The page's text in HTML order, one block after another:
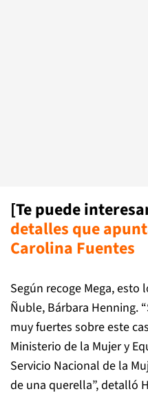
[Te puede
detalles que
Carolina Fuentes
Según recoge Mega,
Ñuble, Bárbara Henning.
muy fuertes sobre este
Ministerio de la Mujer y
Servicio Nacional de la
de una querella”, detalló